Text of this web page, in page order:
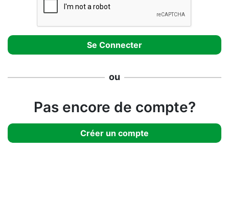
ou
Pas encore de compte?
Créer un compte